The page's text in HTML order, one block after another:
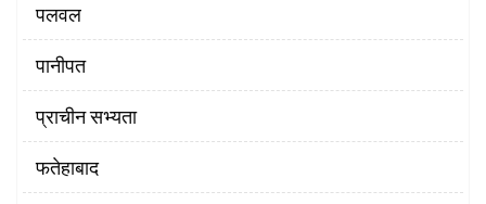
पलवल
पानीपत
प्राचीन सभ्यता
फतेहाबाद